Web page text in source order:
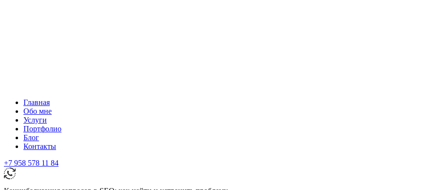
Главная
Обо мне
Услуги
Портфолио
Блог
Контакты
+7 958 578 11 84